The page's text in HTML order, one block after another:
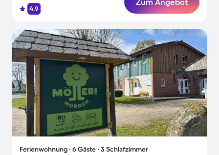
4.9
Ferienwohnung ∙ 6 Gäste ∙ 3 Schlafzimmer